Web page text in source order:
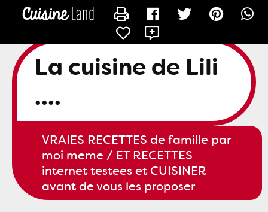
La cuisine de Lili
....
VRAIES RECETTES de famille par
moi meme / ET RECETTES
internet testees et CUISINER
avant de vous les proposer
CONTACTER SLILI34